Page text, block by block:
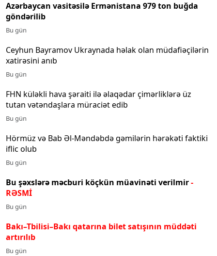
Azərbaycan vasitəsilə Ermənistana 979 ton buğda
göndərilib
Bu gün
Ceyhun Bayramov Ukraynada həlak olan müdafiəçilərin
xatirəsini anıb
Bu gün
FHN küləkli hava şəraiti ilə əlaqədar çimərliklərə üz
tutan vətəndaşlara müraciət edib
Bu gün
Hörmüz və Bab Əl-Məndəbdə gəmilərin hərəkəti faktiki
iflic olub
Bu gün
Bu şəxslərə məcburi köçkün müavinəti verilmir-
RƏSMİ
Bu gün
Bakı–Tbilisi–Bakı qatarına bilet satışının müddəti
artırılıb
Bu gün